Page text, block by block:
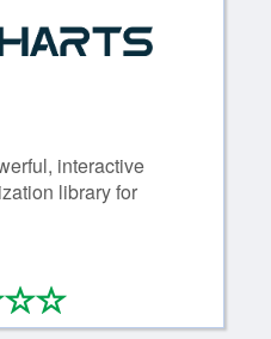
interactive
library for
***
0/4